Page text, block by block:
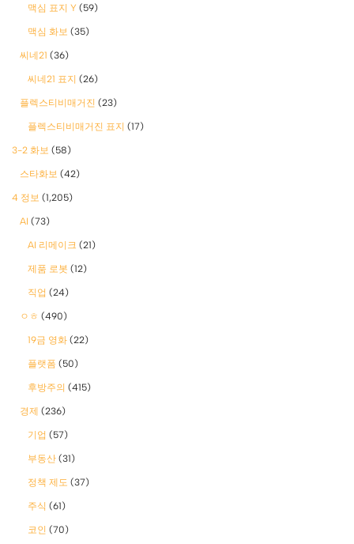
맥심 표지 Y (59)
맥심 화보 (35)
씨네21 (36)
씨네21 표지 (26)
플렉스티비매거진 (23)
플렉스티비매거진 표지 (17)
3-2 화보 (58)
스타화보 (42)
4 정보 (1,205)
AI (73)
AI 리메이크 (21)
제품 로봇 (12)
직업 (24)
ㅇㅎ (490)
19금 영화 (22)
플랫폼 (50)
후방주의 (415)
경제 (236)
기업 (57)
부동산 (31)
정책 제도 (37)
주식 (61)
코인 (70)